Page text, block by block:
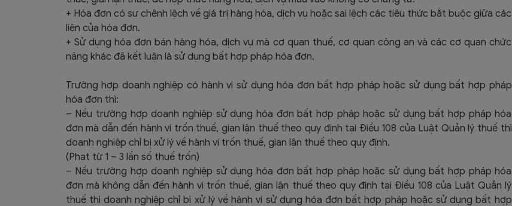
+ Hóa đơn có sự chênh lệch về giá trị hàng hóa, dịch vụ hoặc sai lệch các tiêu thức bắt buộc giữa các
liên của hóa đơn.
+ Sử dụng hóa đơn bán hàng hóa, dịch vụ mà cơ quan thuế, cơ quan công an và các cơ quan chức
năng khác đã kết luận là sử dụng bất hợp pháp hóa đơn.
Trường hợp doanh nghiệp có hành vi sử dụng hóa đơn bất hợp pháp hoặc sử dụng bất hợp pháp
hóa đơn thì:
– Nếu trường hợp doanh nghiệp sử dụng hóa đơn bất hợp pháp hoặc sử dụng bất hợp pháp hóa
đơn mà dẫn đến hành vi trốn thuế, gian lận thuế theo quy định tại Điều 108 của Luật Quản lý thuế thì
doanh nghiệp chỉ bị xử lý về hành vi trốn thuế, gian lận thuế theo quy định.
(Phạt từ 1 – 3 lần số thuế trốn)
– Nếu trường hợp doanh nghiệp sử dụng hóa đơn bất hợp pháp hoặc sử dụng bất hợp pháp hóa
đơn mà không dẫn đến hành vi trốn thuế, gian lận thuế theo quy định tại Điều 108 của Luật Quản lý
thuế thì doanh nghiệp chỉ bị xử lý về hành vi sử dụng hóa đơn bất hợp pháp hoặc sử dụng bất hợp